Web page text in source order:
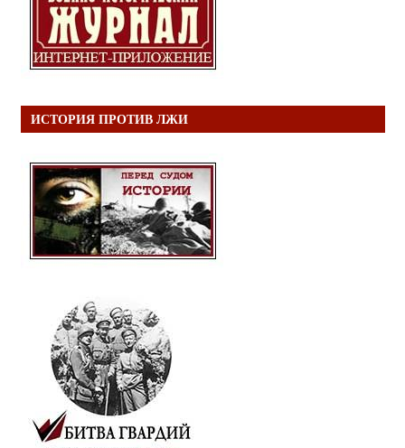
ИСТОРИЯ ПРОТИВ ЛЖИ